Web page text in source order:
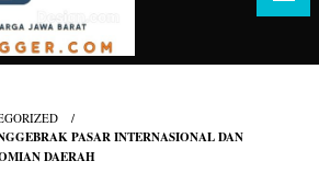
PASAR INTERNASIONAL DAN
DAERAH